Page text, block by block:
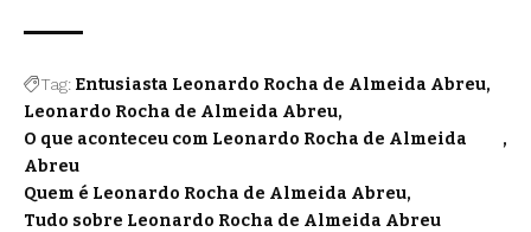
Tag: Entusiasta Leonardo Rocha de Almeida Abreu
Leonardo Rocha de Almeida Abreu
O que aconteceu com Leonardo Rocha de Almeida
Abreu
Quem é Leonardo Rocha de Almeida Abreu
Tudo sobre Leonardo Rocha de Almeida Abreu